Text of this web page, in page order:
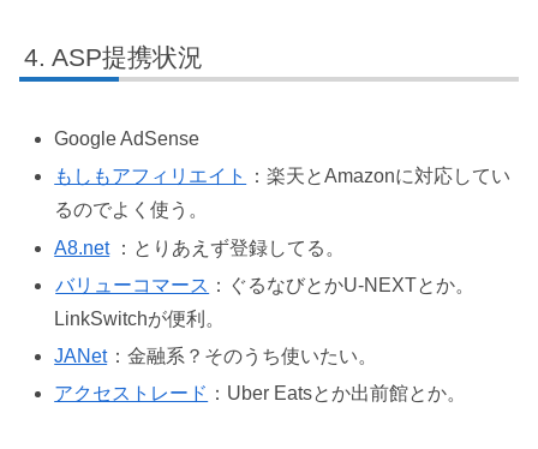
ASP提携状況
Google AdSense
もしもアフィリエイト
：楽天とAmazonに対応してい
るのでよく使う。
A8.net：とりあえず登録してる。
バリューコマース ：ぐるなびとかU-NEXTとか。
LinkSwitchが便利。
JANet ：金融系？そのうち使いたい。
アクセストレード ：Uber Eatsとか出前館とか。